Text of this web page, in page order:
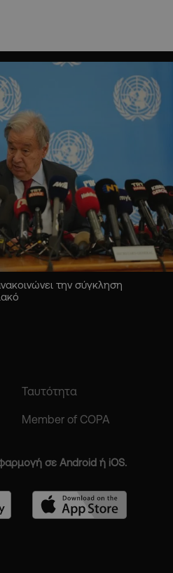
την σύγκληση
Ταυτότητα
Member of COPA
σε Android ή iOS.